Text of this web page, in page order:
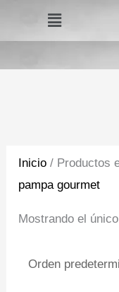
Menú
Inicio / Productos
pampa gourmet
Mostrando el